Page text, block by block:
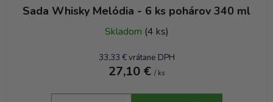
Sada Whisky Melódia - 6 ks pohárov 340 ml
Skladom (4 ks)
33,33 € vrátane DPH
27,10 € / ks